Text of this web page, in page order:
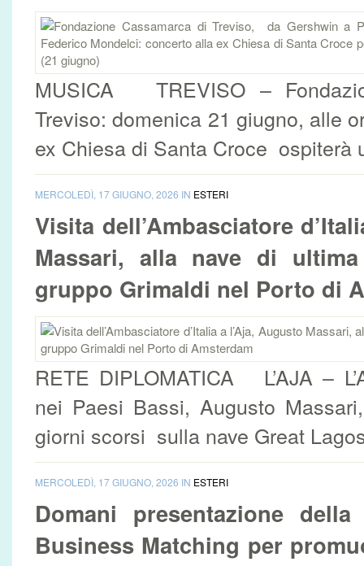
MUSICA TREVISO –
Treviso: domenica 21 giugno, alle
ex Chiesa di Santa Croce ospiterà
MERCOLEDÌ, 17 GIUGNO, 2026 IN ESTERI
Visita dell’Ambasciatore
Massari, alla nave di
gruppo Grimaldi nel Porto di
RETE DIPLOMATICA L’AJA –
nei Paesi Bassi, Augusto
giorni scorsi sulla nave Great
MERCOLEDÌ, 17 GIUGNO, 2026 IN ESTERI
Domani presentazione della
Business Matching per